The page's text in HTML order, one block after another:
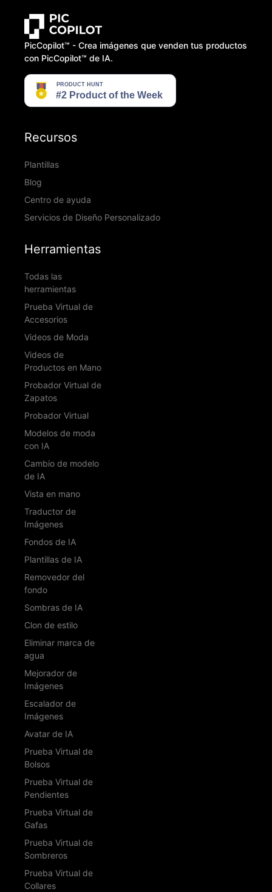
PicCopilot™️ - Crea imágenes que venden tus productos
con PicCopilot™️ de IA.
Recursos
Plantillas
Blog
Centro de ayuda
Servicios de Diseño Personalizado
Herramientas
Todas las
herramientas
Prueba Virtual de
Accesorios
Videos de Moda
Videos de
Productos en Mano
Probador Virtual de
Zapatos
Probador Virtual
Modelos de moda
con IA
Cambio de modelo
de IA
Vista en mano
Traductor de
Imágenes
Fondos de IA
Plantillas de IA
Removedor del
fondo
Sombras de IA
Clon de estilo
Eliminar marca de
agua
Mejorador de
Imágenes
Escalador de
Imágenes
Avatar de IA
Prueba Virtual de
Bolsos
Prueba Virtual de
Pendientes
Prueba Virtual de
Gafas
Prueba Virtual de
Sombreros
Prueba Virtual de
Collares